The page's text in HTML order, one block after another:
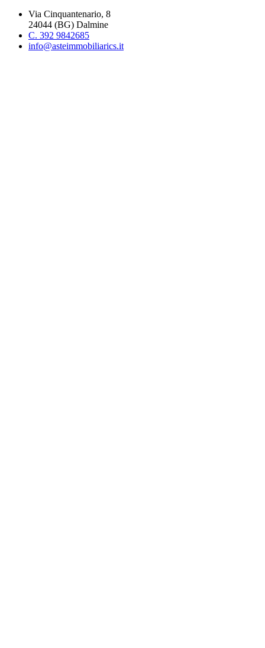
Via Cinquantenario, 8
24044 (BG) Dalmine
C. 392 9842685
info@asteimmobiliarics.it